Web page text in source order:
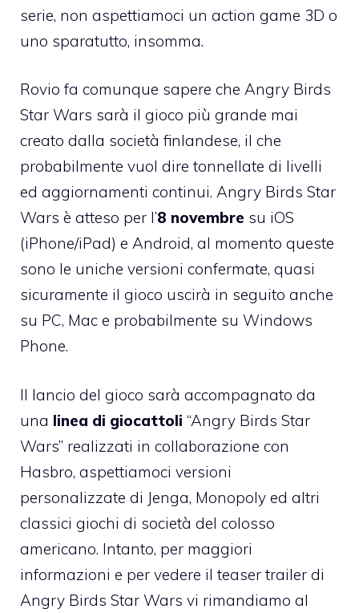
serie, non aspettiamoci un action game 3D o
uno sparatutto, insomma.
Rovio fa comunque sapere che Angry Birds
Star Wars sarà il gioco più grande mai
creato dalla società finlandese, il che
probabilmente vuol dire tonnellate di livelli
ed aggiornamenti continui. Angry Birds Star
Wars è atteso per l’8 novembre su iOS
(iPhone/iPad) e Android, al momento queste
sono le uniche versioni confermate, quasi
sicuramente il gioco uscirà in seguito anche
su PC, Mac e probabilmente su Windows
Phone.
Il lancio del gioco sarà accompagnato da
una linea di giocattoli “Angry Birds Star
Wars” realizzati in collaborazione con
Hasbro, aspettiamoci versioni
personalizzate di Jenga, Monopoly ed altri
classici giochi di società del colosso
americano. Intanto, per maggiori
informazioni e per vedere il teaser trailer di
Angry Birds Star Wars vi rimandiamo al